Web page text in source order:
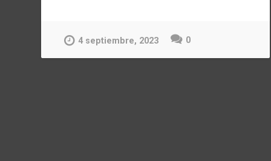
4 septiembre, 2023 0